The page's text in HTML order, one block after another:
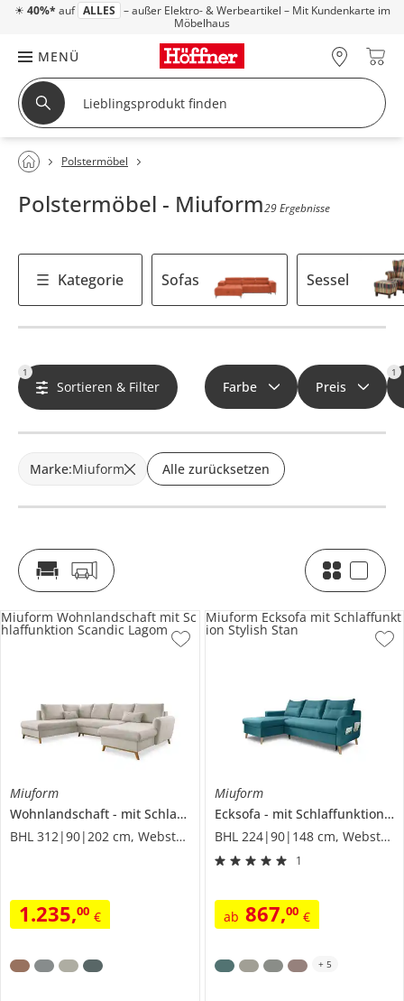
☀ 40%* auf ALLES – außer Elektro- & Werbeartikel – Mit Kundenkarte im
Möbelhaus
MENÜ
Polstermöbel
Polstermöbel - Miuform29 Ergebnisse
Kategorie Sofas Sessel
1
Sortieren & Filter Farbe Preis
1
Marke:Miuform Alle zurücksetzen
Miuform
Wohnlandschaft
mit Schlaffunktion
Scandic Lagom
BHL 312|90|202 cm, Webstoff
1.235,00 €
Miuform Wohnlandschaft mit Sc
hlaffunktion Scandic Lagom
Miuform
Ecksofa
mit Schlaffunktion
BHL 224|90|148 cm, Webstoff
1
ab 867,00 €
Miuform Ecksofa mit Schlaffunkt
ion Stylish Stan
+ 5